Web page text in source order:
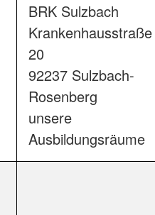
BRK Sulzbach
Krankenhausstraße
20
92237 Sulzbach-
Rosenberg
unsere